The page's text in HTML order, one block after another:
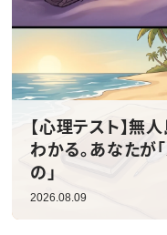
【心理テスト】無
わかる。あなたが
の」
2026.08.09